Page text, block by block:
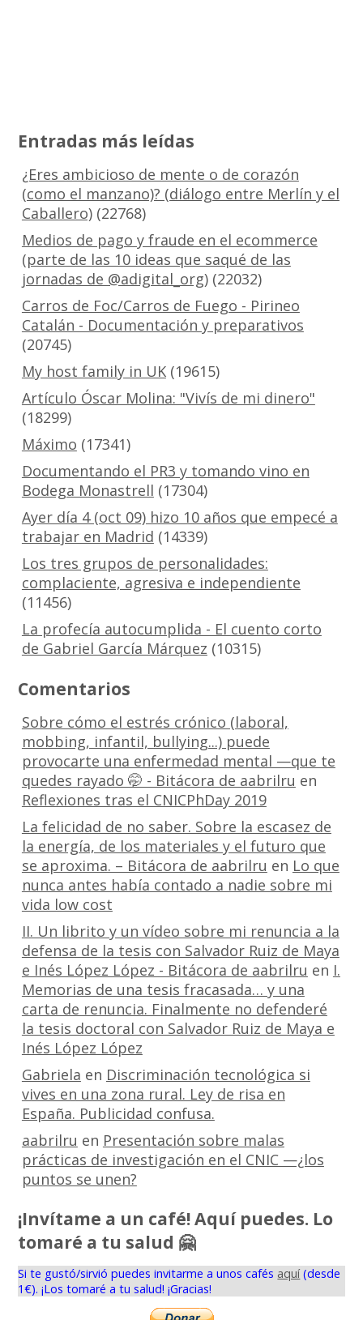
Entradas más leídas
¿Eres ambicioso de mente o de corazón
(como el manzano)? (diálogo entre Merlín y el
Caballero)(22768)
Medios de pago y fraude en el ecommerce
(parte de las 10 ideas que saqué de las
jornadas de @adigital_org)(22032)
Carros de Foc/Carros de Fuego - Pirineo
Catalán - Documentación y preparativos
(20745)
My host family in UK(19615)
Artículo Óscar Molina: "Vivís de mi dinero"
(18299)
Máximo (17341)
Documentando el PR3 y tomando vino en
Bodega Monastrell (17304)
Ayer día 4 (oct 09) hizo 10 años que empecé a
trabajar en Madrid (14339)
Los tres grupos de personalidades:
complaciente, agresiva e independiente
(11456)
La profecía autocumplida - El cuento corto
de Gabriel García Márquez (10315)
Comentarios
Sobre cómo el estrés crónico (laboral,
mobbing, infantil, bullying...) puede
provocarte una enfermedad mental —que te
quedes rayado 🤭 - Bitácora de aabrilru en
Reflexiones tras el CNICPhDay 2019
La felicidad de no saber. Sobre la escasez de
la energía, de los materiales y el futuro que
se aproxima. – Bitácora de aabrilru en Lo que
nunca antes había contado a nadie sobre mi
vida low cost
II. Un librito y un vídeo sobre mi renuncia a la
defensa de la tesis con Salvador Ruiz de Maya
e Inés López López - Bitácora de aabrilru en I.
Memorias de una tesis fracasada… y una
carta de renuncia. Finalmente no defenderé
la tesis doctoral con Salvador Ruiz de Maya e
Inés López López
Gabriela en Discriminación tecnológica si
vives en una zona rural. Ley de risa en
España. Publicidad confusa.
aabrilru en Presentación sobre malas
prácticas de investigación en el CNIC —¿los
puntos se unen?
¡Invítame a un café! Aquí puedes. Lo
tomaré a tu salud 🤗
Si te gustó/sirvió puedes invitarme a unos cafés aquí(desde
1€). ¡Los tomaré a tu salud! ¡Gracias!